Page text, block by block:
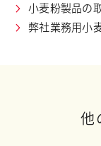
小麦粉製品の
弊社業務用小
他